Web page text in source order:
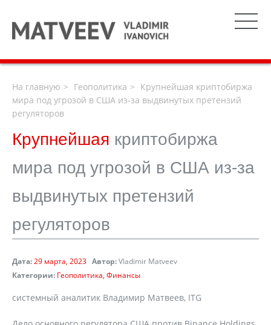
На главную Геополитика
Крупнейшая криптобиржа
мира под угрозой в США из-за выдвинутых претензий
регуляторов
Крупнейшая криптобиржа
мира под угрозой в США из-за
выдвинутых претензий
регуляторов
Дата:29 марта, 2023 Автор:Vladimir Matveev
Категории: Геополитика Финансы
системный аналитик Владимир Матвеев, ITG